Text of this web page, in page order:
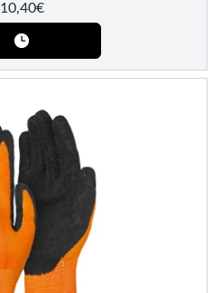
10,40€